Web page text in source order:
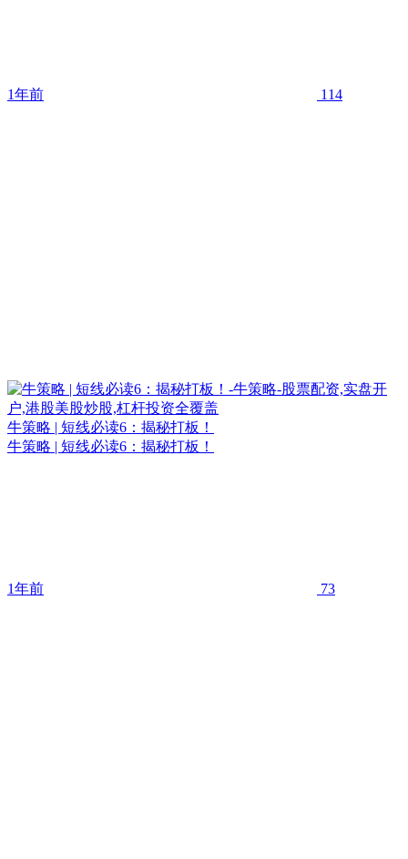
1年前 114
牛策略 | 短线必读6：揭秘打板！
牛策略 | 短线必读6：揭秘打板！
1年前 73